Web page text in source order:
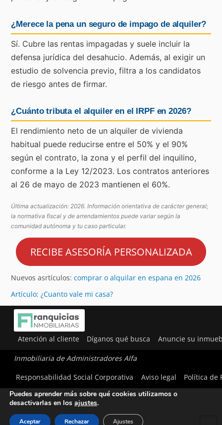
¿Merece la pena un seguro de impago de alquiler?
Sí. Cubre las rentas impagadas y suele incluir la
defensa jurídica del desahucio. Además, al exigir un
estudio de solvencia previo, filtra a los candidatos
de riesgo antes de firmar.
¿Cuánto tributa el alquiler en el IRPF en 2026?
El rendimiento neto de un alquiler de vivienda
habitual puede reducirse entre el 50% y el 90%
según el contrato, la zona y el perfil del inquilino,
conforme a la Ley 12/2023. Los contratos anteriores
al 26 de mayo de 2023 mantienen el 60%.
Última actualización: 2026. Información orientativa de carácter general;
la normativa fiscal y de arrendamientos puede variar según la
comunidad autónoma y tu caso particular.
RECIBE ASESORÍA PERSONALIZADA
Nuevos asrtículos:comprar o alquilar en espana en 2026
Artículo: ¿Cuanto vale mi casa?
Atención al cliente Díganos qué busca Anuncie su
Inmobiliaria de Administradores Alfa
Responsabilidad Social Corporativa
Aviso legal Política de
Utilizamos cookies para ofrecerte la mejor experiencia en
Puedes aprender más sobre qué cookies utilizamos o
desactivarlas en los ajustes.
Aceptar Rechazar Ajustes